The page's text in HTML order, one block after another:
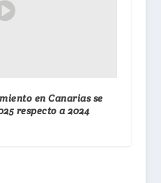
en Canarias se
respecto a 2024